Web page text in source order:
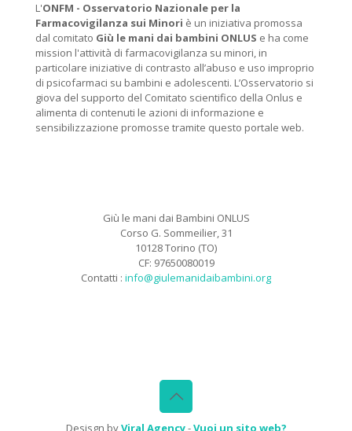
L'ONFM - Osservatorio Nazionale per la
Farmacovigilanza sui Minori è un iniziativa promossa
dal comitato Giù le mani dai bambini ONLUS e ha come
mission l'attività di farmacovigilanza su minori, in
particolare iniziative di contrasto all’abuso e uso improprio
di psicofarmaci su bambini e adolescenti. L’Osservatorio si
giova del supporto del Comitato scientifico della Onlus e
alimenta di contenuti le azioni di informazione e
sensibilizzazione promosse tramite questo portale web.
Giù le mani dai Bambini ONLUS
Corso G. Sommeilier, 31
10128 Torino (TO)
CF: 97650080019
Contatti : info@giulemanidaibambini.org
Desisgn byViral Agency-Vuoi un sito web?